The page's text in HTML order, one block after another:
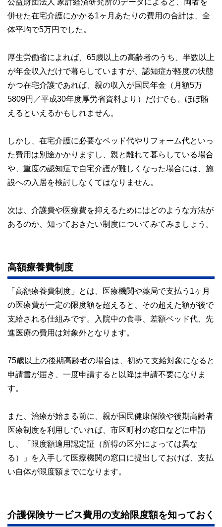
併せた在宅介護にかかる1ヶ月あたりの費用の合計は、全
体平均で5万円でした。
厚生労働省によれば、65歳以上の高齢者のうち、半数以上
が年金収入だけで暮らしていますが、認知症が軽度の状態
かつ在宅介護であれば、親の収入が国民年金（月額5万
5809円／平成30年度厚労省資料より）だけでも、ほぼ賄
えるといえるかもしれません。
しかし、在宅介護に必要なベッド代やリフォーム代といっ
た費用は別途かかりますし、親と離れて暮らしている場合
や、重度の認知症で自宅介護が難しくなった場合には、施
設への入居を検討しなくてはなりません。
次は、介護費や医療費を抑えるためにはどのような方法が
あるのか、知っておきたい制度についてみてみましょう。
高額療養費制度
「高額療養費制度」とは、医療機関や薬局で支払う1ヶ月
の医療費が一定の限度額を超えると、その超えた額が後で
支給される仕組みです。入院中の食事、差額ベッド代、先
進医療の費用は対象外となります。
75歳以上の後期高齢者の場合は、初めて支給対象になると
申請書が届き、一度申請すると以降は申請不要になりま
す。
また、治療が始まる前に、親が国民健康保険や後期高齢者
医療制度を利用していれば、市区町村の窓口などに申請
し、「限度額適用認定証（所得の区分によっては異な
る）」を入手して医療機関の窓口に提出しておけば、支払
い自体が限度額までになります。
介護保険サービス費用の支給限度額を知っておく